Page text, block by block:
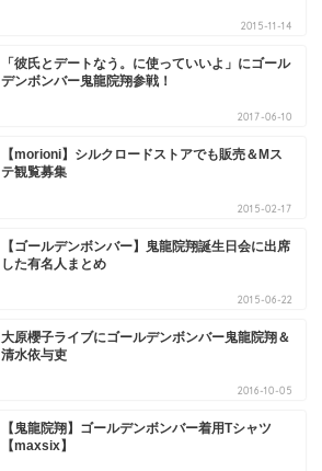
2015-11-14
「彼氏とデートなう。に使っていいよ」にゴール
デンボンバー鬼龍院翔参戦！
2017-06-10
【morioni】シルクロードストアでも販売＆Mス
テ観覧募集
2015-02-17
【ゴールデンボンバー】鬼龍院翔誕生日会に出席
した有名人まとめ
2015-06-22
大原櫻子ライブにゴールデンボンバー鬼龍院翔＆
清水依与吏
2016-10-05
【鬼龍院翔】ゴールデンボンバー着用Tシャツ
【maxsix】